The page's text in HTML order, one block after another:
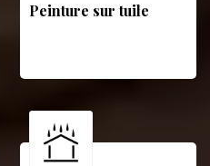
Peinture sur tuile